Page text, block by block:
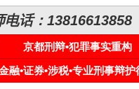
话：13816613858
京都刑辩•犯罪事实重构
融•证券•涉税•专业刑事辩护